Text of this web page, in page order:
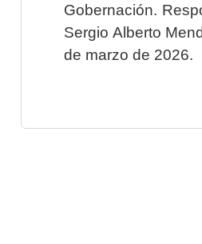
Gobernación.
Sergio Alberto
de marzo de 2026.